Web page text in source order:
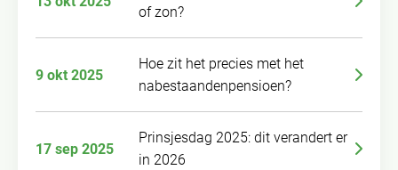
of zon?
9 okt 2025
Hoe zit het precies met het
nabestaandenpensioen?
17 sep 2025
Prinsjesdag 2025: dit verandert er
in 2026